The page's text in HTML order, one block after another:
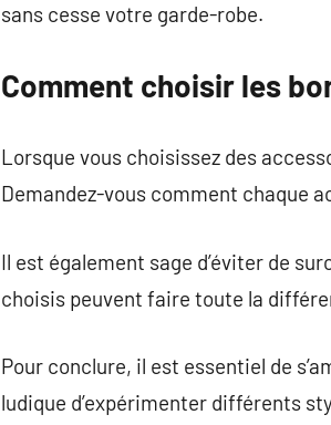
sans cesse votre garde-robe.
Comment choisir les
Lorsque vous choisissez des
Demandez-vous comment chaque
Il est également sage d’éviter de
choisis peuvent faire toute la
Pour conclure, il est essentiel de
ludique d’expérimenter différents